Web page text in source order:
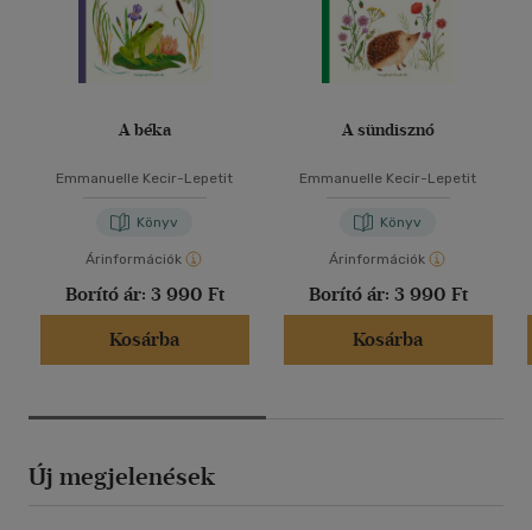
A béka
Emmanuelle Kecir-Lepetit
Könyv
Árinformációk
Borító ár: 3 990 Ft
Kosárba
A sündisznó
Emmanuelle Kecir-Lepetit
Könyv
Árinformációk
Borító ár: 3 990 Ft
Kosárba
Új megjelenések